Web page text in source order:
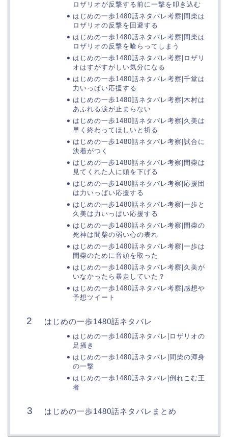
ロザリオが反撃する前に一撃を叩き込む
はじめの一歩1480話ネタバレ考察|間柴は
ロザリオの反撃を回避する
はじめの一歩1480話ネタバレ考察|間柴は
ロザリオの反撃を喰らってしまう
はじめの一歩1480話ネタバレ考察|ロザリ
オはすがすがしい気分になる
はじめの一歩1480話ネタバレ考察|千堂は
力いっぱい応援する
はじめの一歩1480話ネタバレ考察|木村は
あふれる涙が止まらない
はじめの一歩1480話ネタバレ考察|久美は
早く終わってほしいと祈る
はじめの一歩1480話ネタバレ考察|試合に
決着がつく
はじめの一歩1480話ネタバレ考察|間柴は
見てくれた人に頭を下げる
はじめの一歩1480話ネタバレ考察|応援団
は力いっぱい応援する
はじめの一歩1480話ネタバレ考察|一歩と
久美は力いっぱい応援する
はじめの一歩1480話ネタバレ考察|間柴の
死神は間柴の弱い心の表れ
はじめの一歩1480話ネタバレ考察|一歩は
間柴のために音頭を取った
はじめの一歩1480話ネタバレ考察|久美が
いなかったら暴走していた？
はじめの一歩1480話ネタバレ考察|感想や
予想ツイート
はじめの一歩1480話ネタバレ
はじめの一歩1480話ネタバレ|ロザリオの
足掻き
はじめの一歩1480話ネタバレ|間柴の渾身
の一撃
はじめの一歩1480話ネタバレ|倒れこむ王
者
はじめの一歩1480話ネタバレまとめ